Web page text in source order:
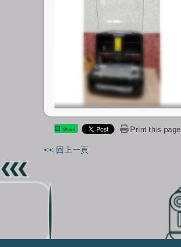
Share Print this page
<< 回上一頁